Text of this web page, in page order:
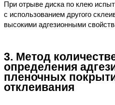
При отрыве диска по клею
с использованием другого
высокими адгезионными
3. Метод
определения
пленочных
отклеивания